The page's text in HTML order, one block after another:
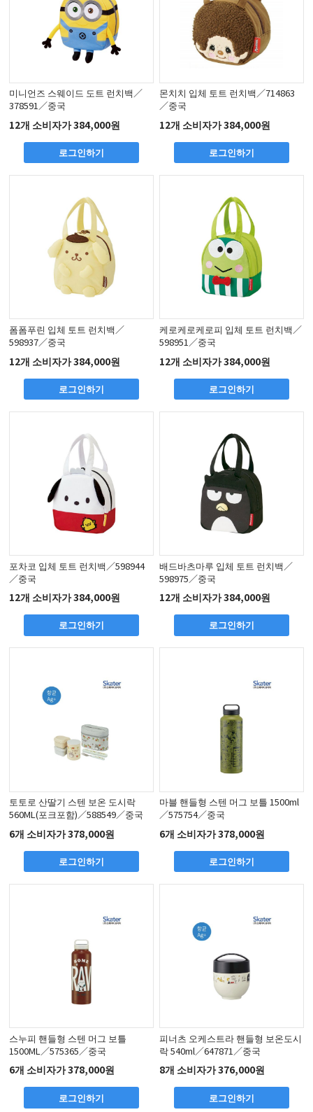
미니언즈 스웨이드 도트 런치백／
378591／중국
12개 소비자가 384,000원
로그인하기
몬치치 입체 토트 런치백／714863
／중국
12개 소비자가 384,000원
로그인하기
폼폼푸린 입체 토트 런치백／
598937／중국
12개 소비자가 384,000원
로그인하기
케로케로케로피 입체 토트 런치백／
598951／중국
12개 소비자가 384,000원
로그인하기
포차코 입체 토트 런치백／598944
／중국
12개 소비자가 384,000원
로그인하기
배드바츠마루 입체 토트 런치백／
598975／중국
12개 소비자가 384,000원
로그인하기
토토로 산딸기 스텐 보온 도시락
560ML(포크포함)／588549／중국
6개 소비자가 378,000원
로그인하기
마블 핸들형 스텐 머그 보틀 1500ml
／575754／중국
6개 소비자가 378,000원
로그인하기
스누피 핸들형 스텐 머그 보틀
1500ML／575365／중국
6개 소비자가 378,000원
로그인하기
피너츠 오케스트라 핸들형 보온도시
락 540ml／647871／중국
8개 소비자가 376,000원
로그인하기